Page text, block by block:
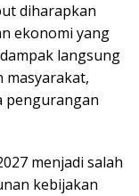
diharapkan
ekonomi yang
langsung
masyarakat,
pengurangan
menjadi salah
kebijakan